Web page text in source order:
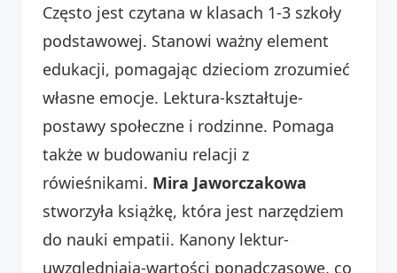
Często jest czytana w klasach 1-3 szkoły
podstawowej. Stanowi ważny element
edukacji, pomagając dzieciom zrozumieć
własne emocje. Lektura-kształtuje-
postawy społeczne i rodzinne. Pomaga
także w budowaniu relacji z
rówieśnikami. Mira Jaworczakowa
stworzyła książkę, która jest narzędziem
do nauki empatii. Kanony lektur-
uwzględniają-wartości ponadczasowe, co